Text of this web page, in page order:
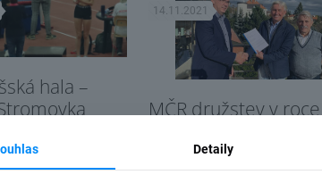
hala –
14.11.2021
MČR družstev v roce
Detaily